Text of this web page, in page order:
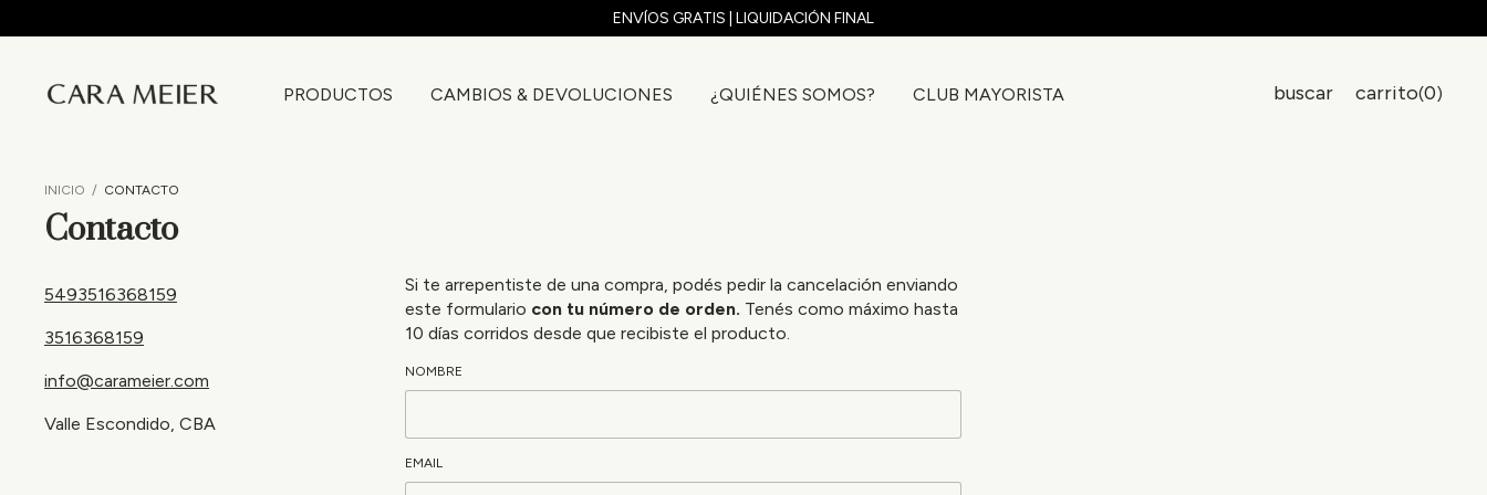
ENVÍOS GRATIS | LIQUIDACIÓN FINAL
PRODUCTOS CAMBIOS & DEVOLUCIONES ¿QUIÉNES SOMOS? CLUB MAYORISTA buscar carrito(0)
INICIO / CONTACTO
Contacto
5493516368159
3516368159
info@carameier.com
Valle Escondido, CBA
Si te arrepentiste de una compra, podés pedir la cancelación enviando
este formulario con tu número de orden. Tenés como máximo hasta
10 días corridos desde que recibiste el producto.
NOMBRE
EMAIL